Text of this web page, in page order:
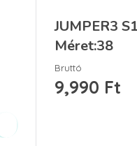
JUMPER3
Méret:38
9,990 Ft
Bruttó